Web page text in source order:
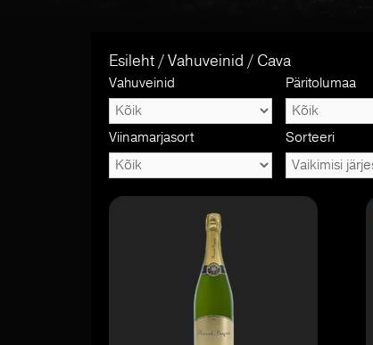
Esileht /Vahuveinid / Cava
Vahuveinid Päritolumaa
Viinamarjasort Sorteeri